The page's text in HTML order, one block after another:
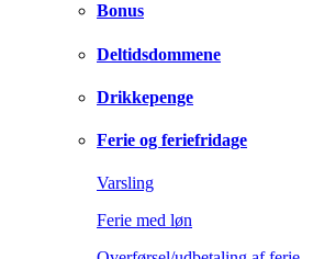
Bonus
Deltidsdommene
Drikkepenge
Ferie og feriefridage
Varsling
Ferie med løn